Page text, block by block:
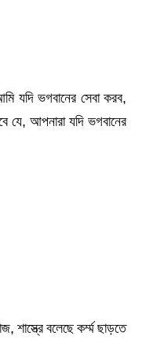
যদি ভগবানের সেবা করব,
যে, আপনারা যদি ভগবানের
শাস্ত্রে বলেছে কর্ম্ম ছাড়তে